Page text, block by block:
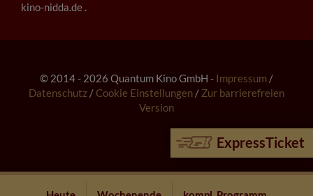
ExpressTicket
kino-nidda.de .
© 2014 - 2026 Quantum Kino GmbH - Impressum /
Datenschutz / Cookie Einstellungen / Zur barrierefreien
Version